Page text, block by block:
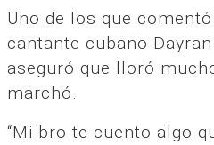
Uno de los que
cantante cubano
aseguró que lloró
marchó.
“Mi bro te cuento algo